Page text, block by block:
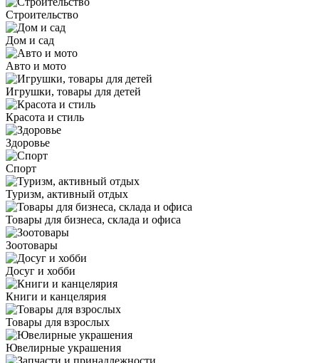
Строительство
Дом и сад
Авто и мото
Игрушки, товары для детей
Красота и стиль
Здоровье
Спорт
Туризм, активный отдых
Товары для бизнеса, склада и офиса
Зоотовары
Досуг и хобби
Книги и канцелярия
Товары для взрослых
Ювелирные украшения